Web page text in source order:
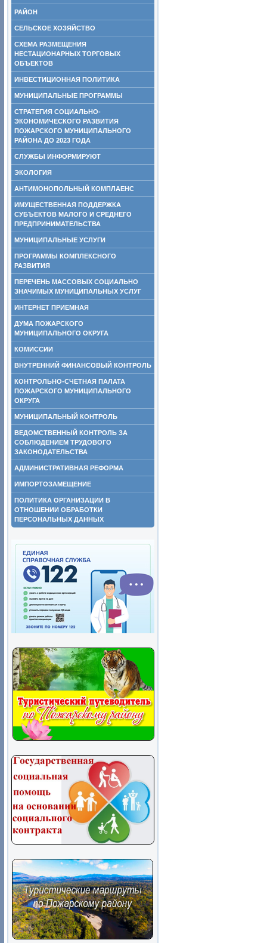
РАЙОН
СЕЛЬСКОЕ ХОЗЯЙСТВО
СХЕМА РАЗМЕЩЕНИЯ
НЕСТАЦИОНАРНЫХ ТОРГОВЫХ
ОБЪЕКТОВ
ИНВЕСТИЦИОННАЯ ПОЛИТИКА
МУНИЦИПАЛЬНЫЕ ПРОГРАММЫ
СТРАТЕГИЯ СОЦИАЛЬНО-
ЭКОНОМИЧЕСКОГО РАЗВИТИЯ
ПОЖАРСКОГО МУНИЦИПАЛЬНОГО
РАЙОНА ДО 2023 ГОДА
СЛУЖБЫ ИНФОРМИРУЮТ
ЭКОЛОГИЯ
АНТИМОНОПОЛЬНЫЙ КОМПЛАЕНС
ИМУЩЕСТВЕННАЯ ПОДДЕРЖКА
СУБЪЕКТОВ МАЛОГО И СРЕДНЕГО
ПРЕДПРИНИМАТЕЛЬСТВА
МУНИЦИПАЛЬНЫЕ УСЛУГИ
ПРОГРАММЫ КОМПЛЕКСНОГО
РАЗВИТИЯ
ПЕРЕЧЕНЬ МАССОВЫХ СОЦИАЛЬНО
ЗНАЧИМЫХ МУНИЦИПАЛЬНЫХ УСЛУГ
ИНТЕРНЕТ ПРИЕМНАЯ
ДУМА ПОЖАРСКОГО
МУНИЦИПАЛЬНОГО ОКРУГА
КОМИССИИ
ВНУТРЕННИЙ ФИНАНСОВЫЙ КОНТРОЛЬ
КОНТРОЛЬНО-СЧЕТНАЯ ПАЛАТА
ПОЖАРСКОГО МУНИЦИПАЛЬНОГО
ОКРУГА
МУНИЦИПАЛЬНЫЙ КОНТРОЛЬ
ВЕДОМСТВЕННЫЙ КОНТРОЛЬ ЗА
СОБЛЮДЕНИЕМ ТРУДОВОГО
ЗАКОНОДАТЕЛЬСТВА
АДМИНИСТРАТИВНАЯ РЕФОРМА
ИМПОРТОЗАМЕЩЕНИЕ
ПОЛИТИКА ОРГАНИЗАЦИИ В
ОТНОШЕНИИ ОБРАБОТКИ
ПЕРСОНАЛЬНЫХ ДАННЫХ